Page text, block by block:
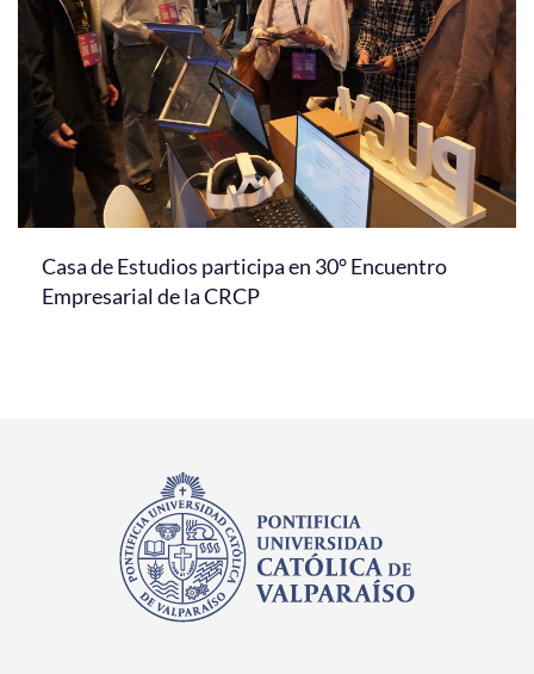
Casa de Estudios participa en 30° Encuentro
Empresarial de la CRCP